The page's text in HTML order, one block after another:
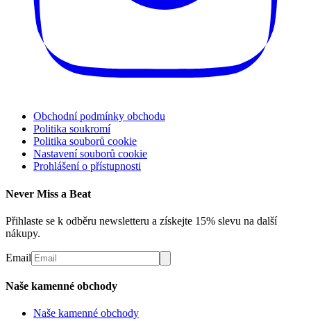
Obchodní podmínky obchodu
Politika soukromí
Politika souborů cookie
Nastavení souborů cookie
Prohlášení o přístupnosti
Never Miss a Beat
Přihlaste se k odběru newsletteru a získejte 15% slevu na další
nákupy.
Email
Naše kamenné obchody
Naše kamenné obchody